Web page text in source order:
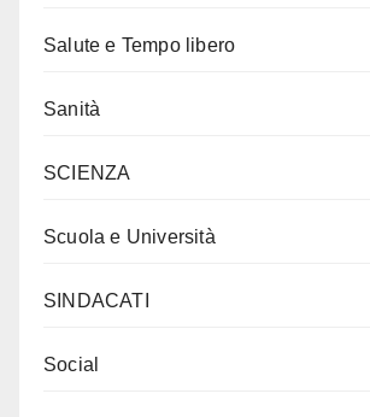
Salute e Tempo libero
Sanità
SCIENZA
Scuola e Università
SINDACATI
Social